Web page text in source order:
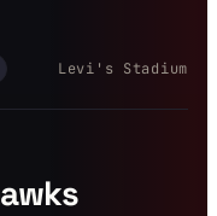
Levi's Stadium